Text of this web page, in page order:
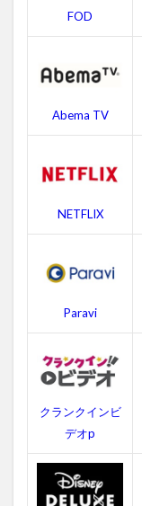
4.1
ーズ
感想
4.2
ーズ
キャ
替え
ーズ
２の
ッフ
4.4
ジョ
ーズ
２の
FOD
Abema TV
NETFLIX
Paravi
クランクインビ
デオp